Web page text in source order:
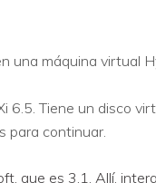
una máquina virtual
Tiene un disco
para continuar.
que es 3.1. Allí,